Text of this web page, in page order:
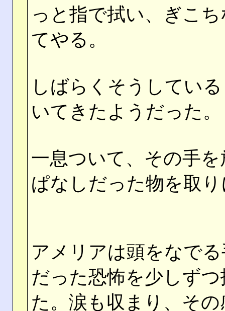
っと指で拭い、ぎこ
てやる。
しばらくそうしてい
いてきたようだった。
一息ついて、その手
ぱなしだった物を取
アメリアは頭をなで
だった恐怖を少しず
た。涙も収まり、そ